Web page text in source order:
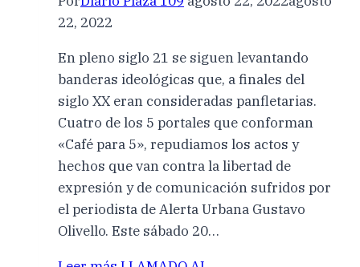
22, 2022
En pleno siglo 21 se siguen levantando
banderas ideológicas que, a finales del
siglo XX eran consideradas panfletarias.
Cuatro de los 5 portales que conforman
«Café para 5», repudiamos los actos y
hechos que van contra la libertad de
expresión y de comunicación sufridos por
el periodista de Alerta Urbana Gustavo
Olivello. Este sábado 20…